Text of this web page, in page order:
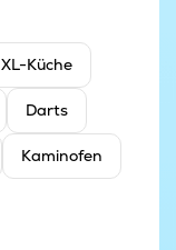
XL-Küche
Darts
Kaminofen